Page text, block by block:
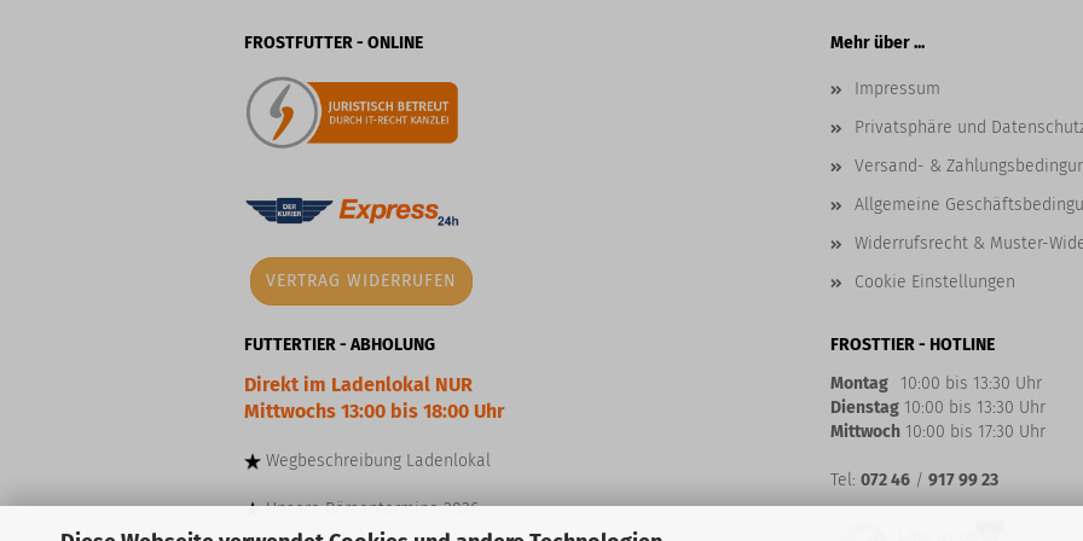
FROSTFUTTER - ONLINE Mehr über ...
Impressum
Privatsphäre und
Versand- &
Allgemeine
Widerrufsrecht & Muster-
Cookie Einstellungen
FUTTERTIER - ABHOLUNG
Direkt im Ladenlokal NUR
Mittwochs 13:00 bis 18:00 Uhr
Wegbeschreibung Ladenlokal
UnsereBörsentermine2026
FROSTTIER - HOTLINE
Montag
10:00 bis 13:30 Uhr
Dienstag 10:00 bis 13:30 Uhr
Mittwoch 10:00 bis 17:30 Uhr
Tel: 072 46 / 917 99 23
VERTRAG WIDERRUFEN